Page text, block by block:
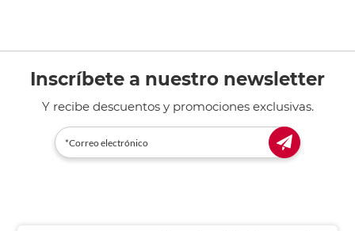
Inscríbete a nuestro newsletter
Y recibe descuentos y promociones exclusivas.